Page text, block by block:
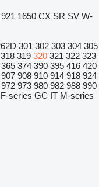
921 1650 CX SR SV W-
301 302 303 304 305
318 319 320 321 322 323
365 374 390 395 416 420
907 908 910 914 918 924
972 973 980 982 988 990
F-series GC IT M-series